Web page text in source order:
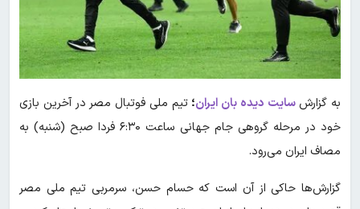
به گزارشسایت دیده بان ایران؛ تیم ملی فوتبال مصر در آخرین بازی
خود در مرحله گروهی جام جهانی ساعت ۶:۳۰ فردا صبح (شنبه) به
مصاف ایران می‌رود.
گزارش‌ها حاکی از آن است که حسام حسن، سرمربی تیم ملی مصر